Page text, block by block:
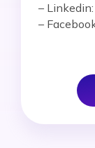
– Linkedin:
–